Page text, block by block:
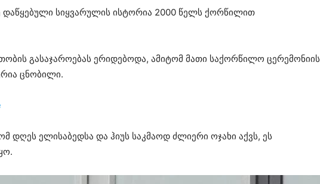
სიყვარულის ისტორია 2000 წელს ქორწილით
გასაჯაროებას ერიდებოდა, ამიტომ მათი საქორწილო ცერემონიის
ცნობილი.
დღეს ელისაბედსა და ჰიუს საკმაოდ ძლიერი ოჯახი აქვს, ეს